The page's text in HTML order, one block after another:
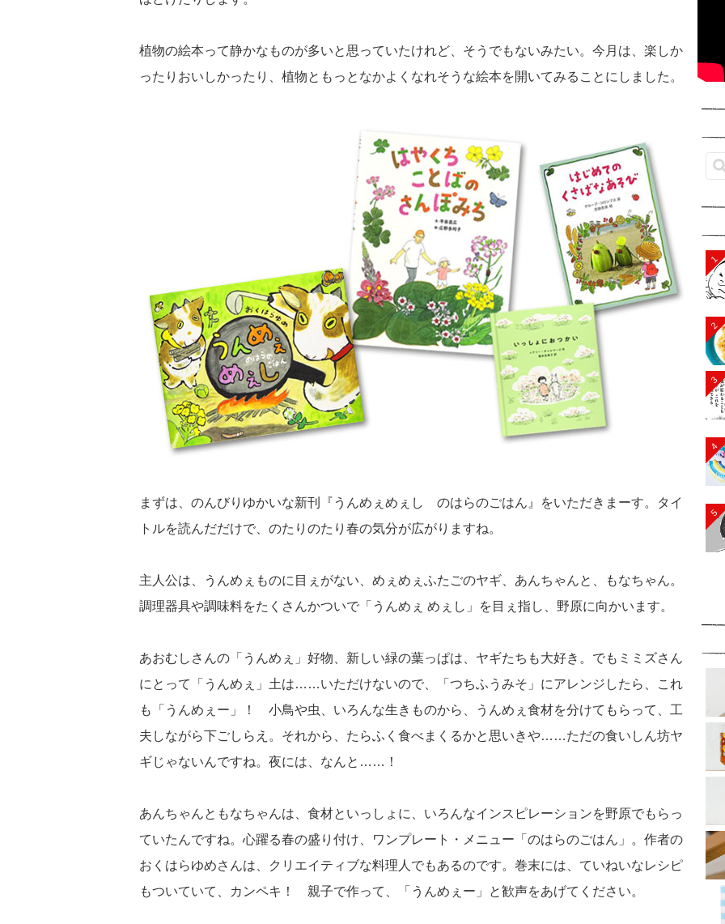
植物の絵本って静かなものが多いと思っていたけれど、そうでもないみたい。今月は、楽しか
ったりおいしかったり、植物ともっとなかよくなれそうな絵本を開いてみることにしました。
まずは、のんびりゆかいな新刊『うんめぇめぇし のはらのごはん』をいただきまーす。タイ
トルを読んだだけで、のたりのたり春の気分が広がりますね。
主人公は、うんめぇものに目ぇがない、めぇめぇふたごのヤギ、あんちゃんと、もなちゃん。
調理器具や調味料をたくさんかついで「うんめぇ めぇし」を目ぇ指し、野原に向かいます。
あおむしさんの「うんめぇ」好物、新しい緑の葉っぱは、ヤギたちも大好き。でもミミズさん
にとって「うんめぇ」土は……いただけないので、「つちふうみそ」にアレンジしたら、これ
も「うんめぇー」！ 小鳥や虫、いろんな生きものから、うんめぇ食材を分けてもらって、工
夫しながら下ごしらえ。それから、たらふく食べまくるかと思いきや……ただの食いしん坊ヤ
ギじゃないんですね。夜には、なんと……！
あんちゃんともなちゃんは、食材といっしょに、いろんなインスピレーションを野原でもらっ
ていたんですね。心躍る春の盛り付け、ワンプレート・メニュー「のはらのごはん」。作者の
おくはらゆめさんは、クリエイティブな料理人でもあるのです。巻末には、ていねいなレシピ
もついていて、カンペキ！ 親子で作って、「うんめぇー」と歓声をあげてください。
1
2
3
4
5